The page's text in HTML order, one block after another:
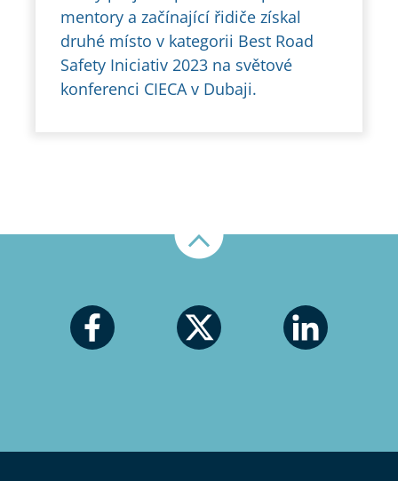
mentory a začínající řidiče získal
druhé místo v kategorii Best Road
Safety Iniciativ 2023 na světové
konferenci CIECA v Dubaji.